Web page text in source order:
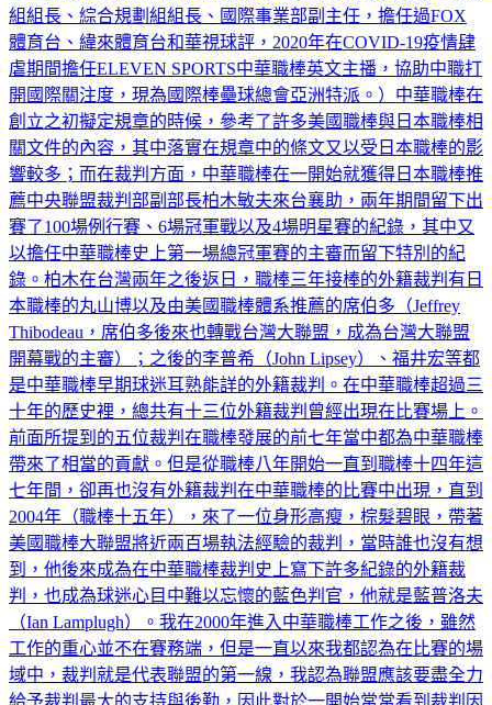
組組長、綜合規劃組組長、國際事業部副主任，擔任過FOX
體育台、緯來體育台和華視球評，2020年在COVID-19疫情肆
虐期間擔任ELEVEN SPORTS中華職棒英文主播，協助中職打
開國際關注度，現為國際棒壘球總會亞洲特派。）中華職棒在
創立之初擬定規章的時候，參考了許多美國職棒與日本職棒相
關文件的內容，其中落實在規章中的條文又以受日本職棒的影
響較多；而在裁判方面，中華職棒在一開始就獲得日本職棒推
薦中央聯盟裁判部副部長柏木敏夫來台襄助，兩年期間留下出
賽了100場例行賽、6場冠軍戰以及4場明星賽的紀錄，其中又
以擔任中華職棒史上第一場總冠軍賽的主審而留下特別的紀
錄。柏木在台灣兩年之後返日，職棒三年接棒的外籍裁判有日
本職棒的丸山博以及由美國職棒體系推薦的席伯多（Jeffrey
Thibodeau，席伯多後來也轉戰台灣大聯盟，成為台灣大聯盟
開幕戰的主審）；之後的李普希（John Lipsey）、福井宏等都
是中華職棒早期球迷耳熟能詳的外籍裁判。在中華職棒超過三
十年的歷史裡，總共有十三位外籍裁判曾經出現在比賽場上。
前面所提到的五位裁判在職棒發展的前七年當中都為中華職棒
帶來了相當的貢獻。但是從職棒八年開始一直到職棒十四年這
七年間，卻再也沒有外籍裁判在中華職棒的比賽中出現，直到
2004年（職棒十五年），來了一位身形高瘦，棕髮碧眼，帶著
美國職棒大聯盟將近兩百場執法經驗的裁判，當時誰也沒有想
到，他後來成為在中華職棒裁判史上寫下許多紀錄的外籍裁
判，也成為球迷心目中難以忘懷的藍色判官，他就是藍普洛夫
（Ian Lamplugh）。我在2000年進入中華職棒工作之後，雖然
工作的重心並不在賽務端，但是一直以來我都認為在比賽的場
域中，裁判就是代表聯盟的第一線，我認為聯盟應該要盡全力
給予裁判最大的支持與後勤，因此對於一開始常常看到裁判因